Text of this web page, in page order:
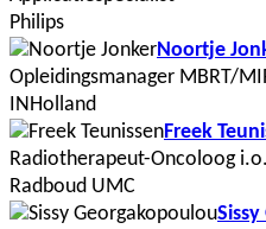
Philips
Noortje
Opleidingsmanager MBRT/
INHolland
Freek
Radiotherapeut-Oncoloog i.o.
Radboud UMC